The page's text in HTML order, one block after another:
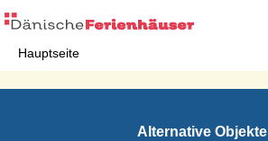
Hauptseite
Alternative Objekte